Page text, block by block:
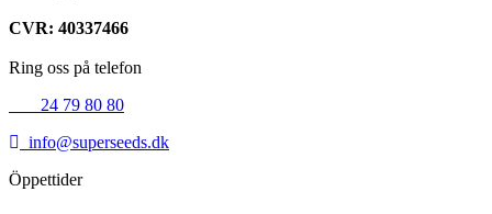
CVR: 40337466
Ring oss på telefon
24 79 80 80
info@superseeds.dk
Öppettider